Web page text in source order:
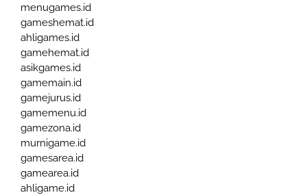
menugames.id
gameshemat.id
ahligames.id
gamehemat.id
asikgames.id
gamemain.id
gamejurus.id
gamemenu.id
gamezona.id
murnigame.id
gamesarea.id
gamearea.id
ahligame.id